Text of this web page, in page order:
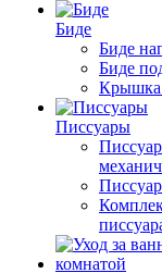
Биде
Биде
Биде
Крышка
Писсуары
Писсуар